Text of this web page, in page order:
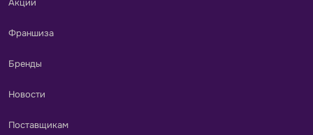
Франшиза
Бренды
Новости
Поставщикам